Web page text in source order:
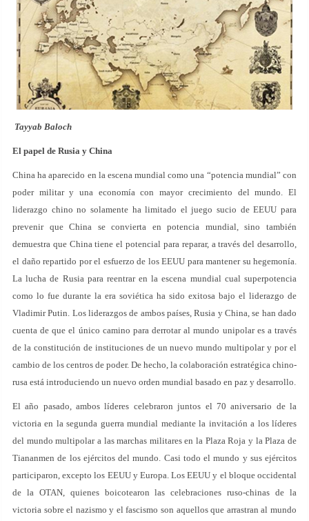
Tayyab Baloch
El papel de Rusia y China
China ha aparecido en la escena mundial como una “potencia mundial” con
poder militar y una economía con mayor crecimiento del mundo. El
liderazgo chino no solamente ha limitado el juego sucio de EEUU para
prevenir que China se convierta en potencia mundial, sino también
demuestra que China tiene el potencial para reparar, a través del desarrollo,
el daño repartido por el esfuerzo de los EEUU para mantener su hegemonía.
La lucha de Rusia para reentrar en la escena mundial cual superpotencia
como lo fue durante la era soviética ha sido exitosa bajo el liderazgo de
Vladimir Putin. Los liderazgos de ambos países, Rusia y China, se han dado
cuenta de que el único camino para derrotar al mundo unipolar es a través
de la constitución de instituciones de un nuevo mundo multipolar y por el
cambio de los centros de poder. De hecho, la colaboración estratégica chino-
rusa está introduciendo un nuevo orden mundial basado en paz y desarrollo.
El año pasado, ambos líderes celebraron juntos el 70 aniversario de la
victoria en la segunda guerra mundial mediante la invitación a los líderes
del mundo multipolar a las marchas militares en la Plaza Roja y la Plaza de
Tiananmen de los ejércitos del mundo. Casi todo el mundo y sus ejércitos
participaron, excepto los EEUU y Europa. Los EEUU y el bloque occidental
de la OTAN, quienes boicotearon las celebraciones ruso-chinas de la
victoria sobre el nazismo y el fascismo son aquellos que arrastran al mundo